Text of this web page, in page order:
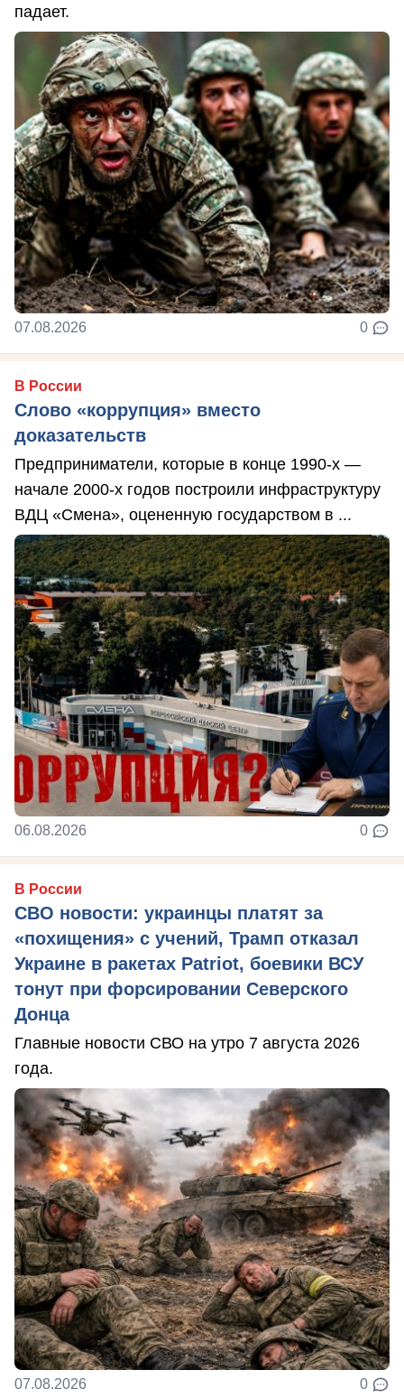
падает.
07.08.2026 0
В России
Слово «коррупция» вместо
доказательств
Предприниматели, которые в конце 1990-х —
начале 2000-х годов построили инфраструктуру
ВДЦ «Смена», оцененную государством в ...
06.08.2026 0
В России
СВО новости: украинцы платят за
«похищения» с учений, Трамп отказал
Украине в ракетах Patriot, боевики ВСУ
тонут при форсировании Северского
Донца
Главные новости СВО на утро 7 августа 2026
года.
07.08.2026 0